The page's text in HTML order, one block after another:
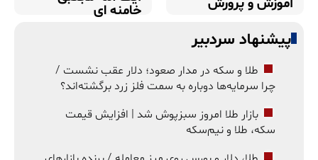
آموزش و پرورش خامنه ای
پیشنهاد سردبیر
طلا و سکه در مدار صعود؛ دلار عقب نشست /
چرا سرمایه‌ها دوباره به سمت فلز زرد برگشته‌اند؟
بازار طلا امروز سبزپوش شد | افزایش قیمت
سکه، طلا و نیم‌سکه